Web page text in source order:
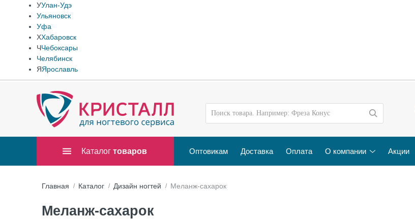
УУлан-Удэ
Ульяновск
Уфа
ХХабаровск
ЧЧебоксары
Челябинск
ЯЯрославль
Каталог товаров Оптовикам Доставка Оплата О компании Акции
Главная Каталог Дизайн ногтей Меланж-сахарок
Меланж-сахарок